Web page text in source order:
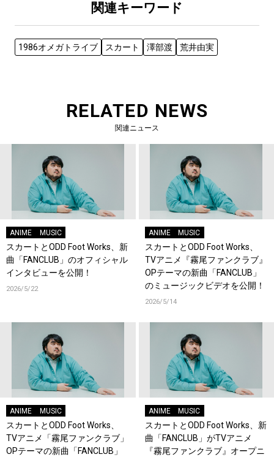
関連キーワード
1986オメガトライブ スカート 澤部渡 荒井由実
RELATED NEWS
関連ニュース
ANIME MUSIC
スカートとODD Foot Works、新
曲「FANCLUB」のオフィシャル
インタビューを公開！
2026/5/22
ANIME MUSIC
スカートとODD Foot Works、
TVアニメ『霧尾ファンクラブ』
OPテーマの新曲「FANCLUB」
のミュージックビデオを公開！
2026/5/14
ANIME MUSIC
スカートとODD Foot Works、
TVアニメ「霧尾ファンクラブ」
OPテーマの新曲「FANCLUB」
ANIME MUSIC
スカートとODD Foot Works、新
曲「FANCLUB」がTVアニメ
『霧尾ファンクラブ』オープニ